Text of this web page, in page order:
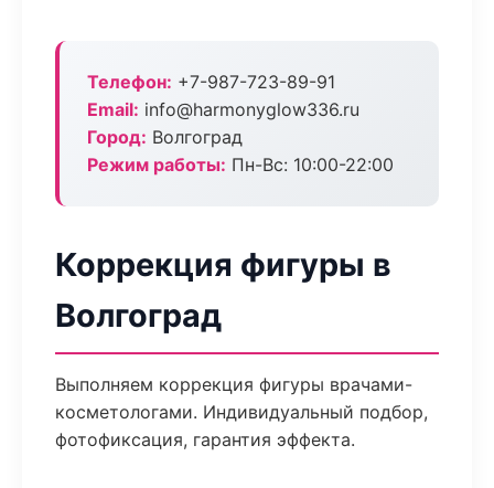
Телефон: +7-987-723-89-91
Email: info@harmonyglow336.ru
Город: Волгоград
Режим работы: Пн-Вс: 10:00-22:00
Коррекция фигуры в
Волгоград
Выполняем коррекция фигуры врачами-
косметологами. Индивидуальный подбор,
фотофиксация, гарантия эффекта.